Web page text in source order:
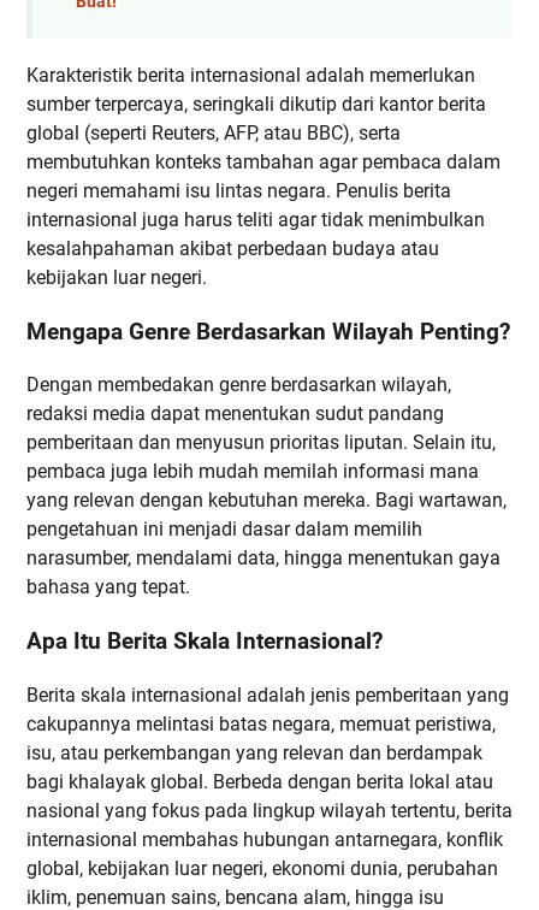
Karakteristik berita internasional adalah memerlukan
sumber terpercaya, seringkali dikutip dari kantor berita
global (seperti Reuters, AFP, atau BBC), serta
membutuhkan konteks tambahan agar pembaca dalam
negeri memahami isu lintas negara. Penulis berita
internasional juga harus teliti agar tidak menimbulkan
kesalahpahaman akibat perbedaan budaya atau
kebijakan luar negeri.
Mengapa Genre Berdasarkan Wilayah Penting?
Dengan membedakan genre berdasarkan wilayah,
redaksi media dapat menentukan sudut pandang
pemberitaan dan menyusun prioritas liputan. Selain itu,
pembaca juga lebih mudah memilah informasi mana
yang relevan dengan kebutuhan mereka. Bagi wartawan,
pengetahuan ini menjadi dasar dalam memilih
narasumber, mendalami data, hingga menentukan gaya
bahasa yang tepat.
Apa Itu Berita Skala Internasional?
Berita skala internasional adalah jenis pemberitaan yang
cakupannya melintasi batas negara, memuat peristiwa,
isu, atau perkembangan yang relevan dan berdampak
bagi khalayak global. Berbeda dengan berita lokal atau
nasional yang fokus pada lingkup wilayah tertentu, berita
internasional membahas hubungan antarnegara, konflik
global, kebijakan luar negeri, ekonomi dunia, perubahan
iklim, penemuan sains, bencana alam, hingga isu